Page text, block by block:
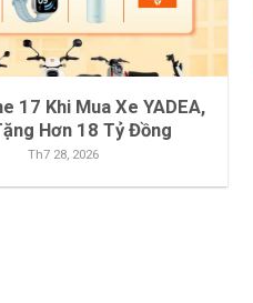
17 Khi Mua Xe YADEA,
Hơn 18 Tỷ Đồng
Th7 28, 2026